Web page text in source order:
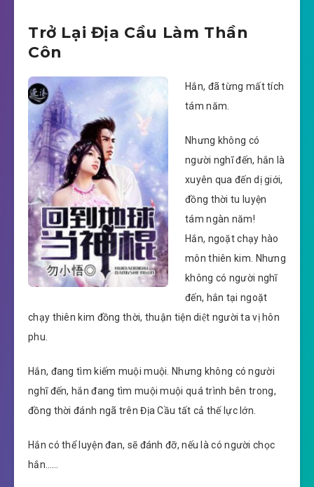
Trở Lại Địa Cầu Làm Thần
Côn
Hắn, đã từng mất tích
tám năm.
Nhưng không có
người nghĩ đến, hắn là
xuyên qua đến dị giới,
đồng thời tu luyện
tám ngàn năm!
Hắn, ngoặt chạy hào
môn thiên kim. Nhưng
không có người nghĩ
đến, hắn tại ngoặt
chạy thiên kim đồng thời, thuận tiện diệt người ta vị hôn
phu.
Hắn, đang tìm kiếm muội muội. Nhưng không có người
nghĩ đến, hắn đang tìm muội muội quá trình bên trong,
đồng thời đánh ngã trên Địa Cầu tất cả thế lực lớn.
Hắn có thể luyện đan, sẽ đánh đỡ, nếu là có người chọc
hắn……